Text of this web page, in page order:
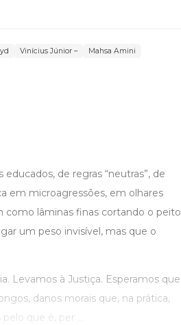
Vinícius Júnior – Mahsa Amini
de regras “neutras”, de
em microagressões, em olhares
como lâminas finas cortando o peito
um peso invisível, mas que o
Levamos à Justiça. Esperamos que
danos morais que, na prática,
que é, per ...